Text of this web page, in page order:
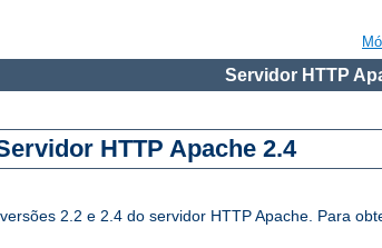
Servidor HTTP
HTTP Apache 2.4
2.2 e 2.4 do servidor HTTP Apache. Para